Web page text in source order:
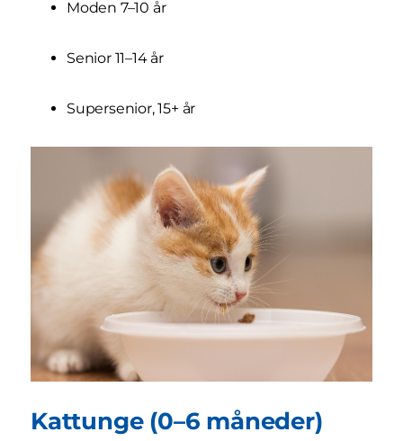
Moden 7–10 år
Senior 11–14 år
Supersenior, 15+ år
Kattunge (0–6 måneder)